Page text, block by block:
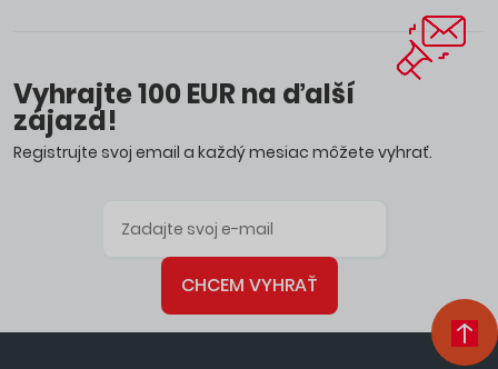
Vyhrajte 100 EUR na ďalší
zájazd!
Registrujte svoj email a každý mesiac môžete vyhrať.
CHCEM VYHRAŤ